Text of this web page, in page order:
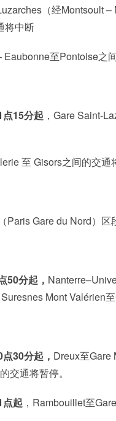
（经Montsoult
将中断
Eaubonne至Pontoise之
15分起 ，Gare Saint-
至 Gisors之间的交通
Paris Gare du Nord）区
50分起，
Suresnes Mont Valérien
30分起， Dreux至Gare
交通将暂停。
起 ，Rambouillet至